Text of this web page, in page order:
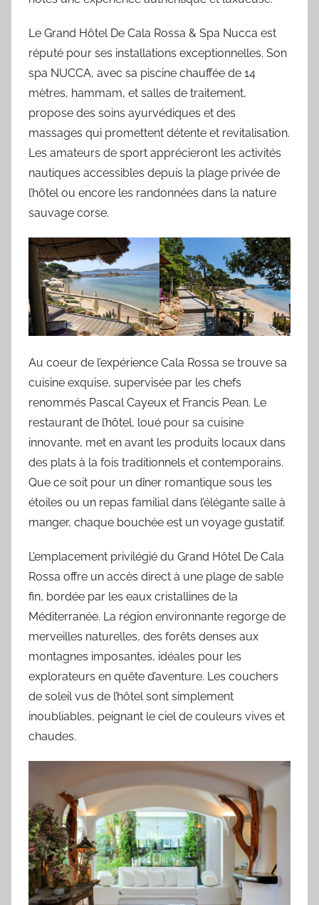
Le Grand Hôtel De Cala Rossa & Spa Nucca est
réputé pour ses installations exceptionnelles. Son
spa NUCCA, avec sa piscine chauffée de 14
mètres, hammam, et salles de traitement,
propose des soins ayurvédiques et des
massages qui promettent détente et revitalisation.
Les amateurs de sport apprécieront les activités
nautiques accessibles depuis la plage privée de
l’hôtel ou encore les randonnées dans la nature
sauvage corse.
Au coeur de l’expérience Cala Rossa se trouve sa
cuisine exquise, supervisée par les chefs
renommés Pascal Cayeux et Francis Pean. Le
restaurant de l’hôtel, loué pour sa cuisine
innovante, met en avant les produits locaux dans
des plats à la fois traditionnels et contemporains.
Que ce soit pour un dîner romantique sous les
étoiles ou un repas familial dans l’élégante salle à
manger, chaque bouchée est un voyage gustatif.
L’emplacement privilégié du Grand Hôtel De Cala
Rossa offre un accès direct à une plage de sable
fin, bordée par les eaux cristallines de la
Méditerranée. La région environnante regorge de
merveilles naturelles, des forêts denses aux
montagnes imposantes, idéales pour les
explorateurs en quête d’aventure. Les couchers
de soleil vus de l’hôtel sont simplement
inoubliables, peignant le ciel de couleurs vives et
chaudes.